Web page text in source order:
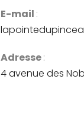
E-mail :
Adresse :
﻿4 avenue des